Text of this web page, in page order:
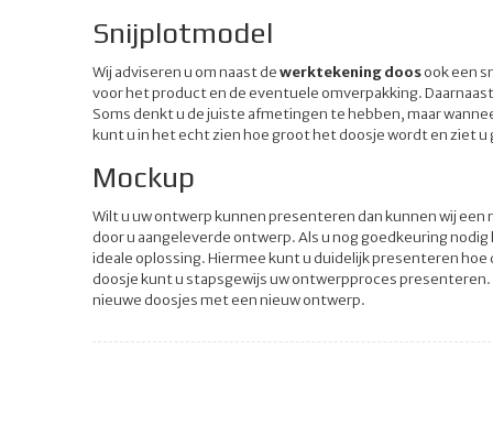
Snijplotmodel
Wij adviseren u om naast dewerktekening doosook een
voor het product en de eventuele omverpakking.
Soms denkt u de juiste afmetingen te hebben, maar
kunt u in het echt zien hoe groot het doosje wordt en ziet
Mockup
Wilt u uw ontwerp kunnen presenteren dan kunnen wij
door u aangeleverde ontwerp. Als u nog goedkeuring
ideale oplossing. Hiermee kunt u duidelijk presenteren
doosje kunt u stapsgewijs uw ontwerpproces
nieuwe doosjes met een nieuw ontwerp.